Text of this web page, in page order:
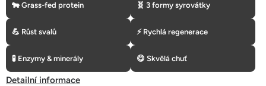
🐄 Grass-fed protein 🧬 3 formy syrovátky
💪 Růst svalů ⚡ Rychlá regenerace
🧪 Enzymy & minerály 😋 Skvělá chuť
Detailní informace